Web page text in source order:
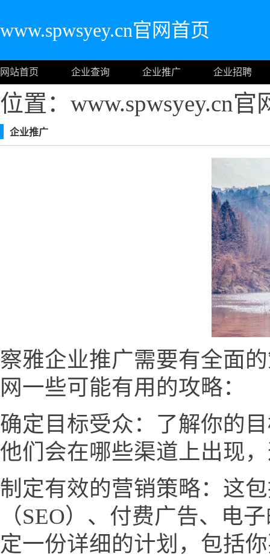
www.spwsyey.cn官网首页
网站首页 企业查询 企业推广 企业招聘
位置：www.spwsyey.cn
企业推广
察雅企业推广需要有全面
网一些可能有用的攻略：
确定目标受众：了解你的
他们会在哪些渠道上出现
制定有效的营销策略：这
（SEO）、付费广告、电
定一份详细的计划，包括